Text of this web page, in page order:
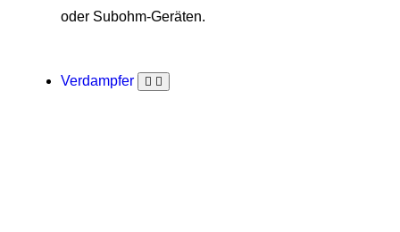
oder Subohm-Geräten.
Verdampfer